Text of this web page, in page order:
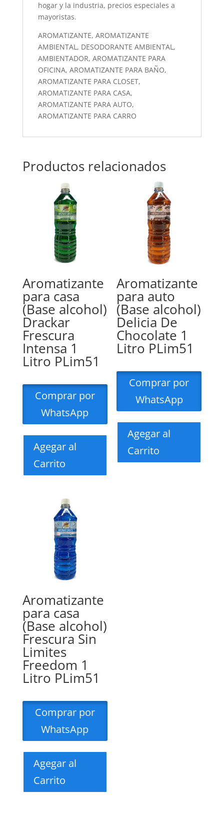
hogar y la industria, precios especiales a
mayoristas.
AROMATIZANTE, AROMATIZANTE
AMBIENTAL, DESODORANTE AMBIENTAL,
AMBIENTADOR, AROMATIZANTE PARA
OFICINA, AROMATIZANTE PARA BAÑO,
AROMATIZANTE PARA CLOSET,
AROMATIZANTE PARA CASA,
AROMATIZANTE PARA AUTO,
AROMATIZANTE PARA CARRO
Productos relacionados
Aromatizante
para casa
(Base alcohol)
Drackar
Frescura
Intensa 1
Litro PLim51
Comprar por
WhatsApp
Agegar al
Carrito
Aromatizante
para auto
(Base alcohol)
Delicia De
Chocolate 1
Litro PLim51
Comprar por
WhatsApp
Agegar al
Carrito
Aromatizante
para casa
(Base alcohol)
Frescura Sin
Limites
Freedom 1
Litro PLim51
Comprar por
WhatsApp
Agegar al
Carrito